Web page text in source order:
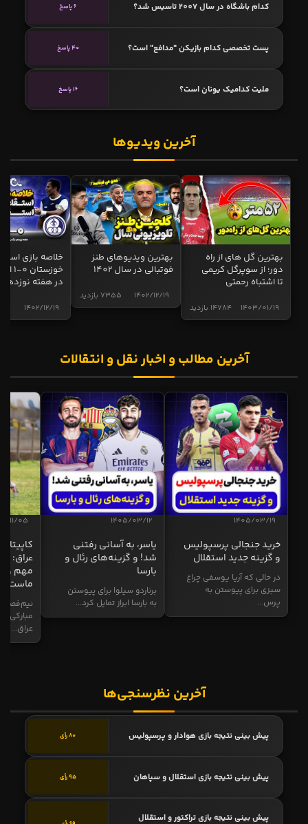
کدام باشگاه در سال 2007 تاسیس شد؟ 6 پاسخ
پست تخصصی کدام بازیکن "مدافع" است؟ 40 پاسخ
ملیت کدامیک یونان است؟ 16 پاسخ
آخرین ویدیوها
بهترین گل های از راه
دور؛ از سوپرگل کریمی
تا اشتباه رحمتی
14784 بازدید 1403/01/19
بهترین ویدیوهای طنز
فوتبالی در سال 1402
7355 بازدید 1402/12/19
خلاصه بازی
در هفته نوزدهم
1402/12/19
آخرین مطالب و اخبار نقل و انتقالات
1405/03/19
خرید جنجالی پرسپولیس
و گزینه جدید استقلال
در حالی که آریا یوسفی چراغ
سبزی برای پیوستن به
پرس...
1405/03/12
یاسر، به آسانی رفتنی
شد! و گزینه‌های رئال و
بارسا
برناردو سیلوا برای پیوستن
به بارسا ابراز تمایل کرد...
11/05
عراق:
مهم و
ماست
نیم‌فصل
مبارکی
عراق...
آخرین نظرسنجی‌ها
پیش بینی نتیجه بازی هوادار و پرسپولیس 80 رأی
پیش بینی نتیجه بازی استقلال و سپاهان 95 رأی
پیش بینی نتیجه بازی تراکتور و استقلال